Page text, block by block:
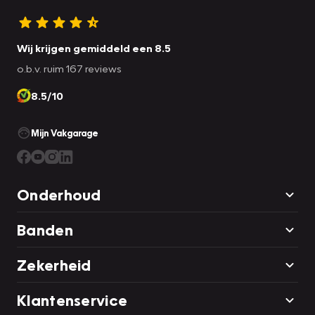
Wij krijgen gemiddeld een 8.5
o.b.v. ruim 167 reviews
8.5/10
Mijn Vakgarage
Onderhoud
Banden
Zekerheid
Klantenservice